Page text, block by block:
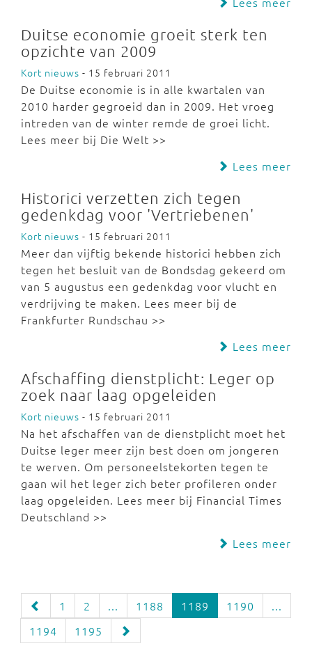
Duitse economie groeit sterk ten
opzichte van 2009
Kort nieuws - 15 februari 2011
De Duitse economie is in alle kwartalen van
2010 harder gegroeid dan in 2009. Het vroeg
intreden van de winter remde de groei licht.
Lees meer bij Die Welt >>
Lees meer
Historici verzetten zich tegen
gedenkdag voor 'Vertriebenen'
Kort nieuws - 15 februari 2011
Meer dan vijftig bekende historici hebben zich
tegen het besluit van de Bondsdag gekeerd om
van 5 augustus een gedenkdag voor vlucht en
verdrijving te maken. Lees meer bij de
Frankfurter Rundschau >>
Lees meer
Afschaffing dienstplicht: Leger op
zoek naar laag opgeleiden
Kort nieuws - 15 februari 2011
Na het afschaffen van de dienstplicht moet het
Duitse leger meer zijn best doen om jongeren
te werven. Om personeelstekorten tegen te
gaan wil het leger zich beter profileren onder
laag opgeleiden. Lees meer bij Financial Times
Deutschland >>
Lees meer
1 2 ... 1188 1189 1190
...
1194
1195